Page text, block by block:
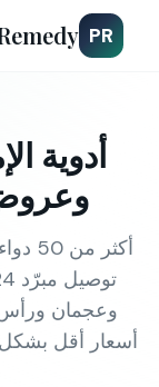
PR
وعجمان ورأس
أسعار أقل